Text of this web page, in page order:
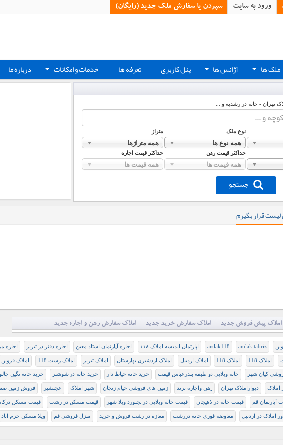
ورود به سایت سپردن یا سفارش ملک جدید (رایگان)‏
+ ملک ها + آژانس ها پنل کاربری تعرفه ها + خدمات و امکانات درباره ما
تهران - خانه در رشدیه و ...
نوع ملک متراژ
همه نوع ها همه متراژها
حداکثر قیمت رهن حداکثر قیمت اجاره
همه قیمت ها همه قیمت ها
جستجو
قرار بگیرم
املاک پیش فروش جدید املاک سفارش خرید جدید املاک سفارش رهن و اجاره جدید
amlak tabriz
amlak118 اپارتمان اندیشه املاک ۱۱۸ اجاره آپارتمان استاد معین اجاره دفتر در تبریز اجاره
املاک 118 املاک 118 املاک اردبیل املاک اردشیری بهارستان املاک تبربز املاک رشت 118 املاک قزوین
کیان شهر خانه ویلایی دو طبقه بندرعباس قیمت خرید خانه حیاط دار خرید خانه در شوشتر خرید خانه نگین
املاک دیواراملاک تهران رهن واجاره پرند زمین های فروشی خیام زنجان شهر املاک عجبشیر فروش زمين
آپارتمان قم قیمت خانه در لاهیجان قیمت خانه ویلایی در بجنورد ویلا شهر قیمت مسکن در رشت قیمت مسکن
املاک در اردبیل معاوضه فوری خانه دررشت مغازه در رشت فروش و خرید منزل فروشی قم ویلا مسکن خرم اباد